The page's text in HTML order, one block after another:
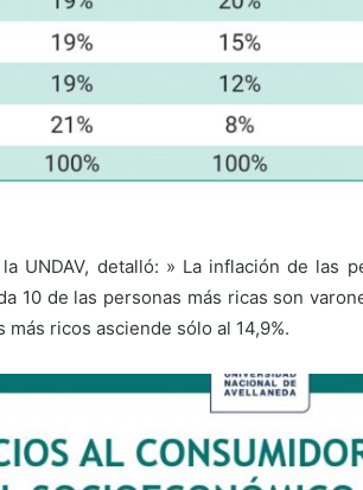
UNDAV, detalló: » La inflación de las
10 de las personas más ricas son
ricos asciende sólo al 14,9%.